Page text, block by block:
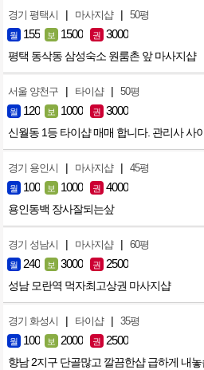
경기 평택시 | 마사지샵 | 50평
월 155 보 1500 권 3000
평택 동삭동 삼성숙소 원룸촌 앞 마사지샵
서울 양천구 | 타이샵 | 50평
월 120 보 1000 권 3000
신월동 1등 타이샵 매매 합니다. 관리사 사
경기 용인시 | 마사지샵 | 45평
월 100 보 1000 권 4000
용인동백 장사잘되는샆
경기 성남시 | 마사지샵 | 60평
월 240 보 3000 권 2500
성남 모란역 먹자최고상권 마사지샵
경기 화성시 | 타이샵 | 35평
월 100 보 2000 권 2500
향남 2지구 단골많고 깔끔한샵 급하게 내